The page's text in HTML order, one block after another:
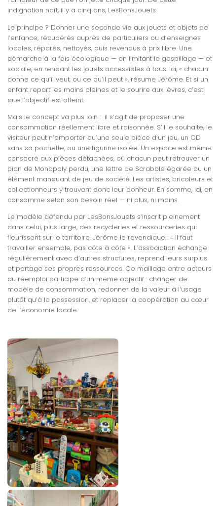
indignation naît, il y a cinq ans, LesBonsJouets.
Le principe ? Donner une seconde vie aux jouets et objets de
l’enfance, récupérés auprès de particuliers ou d’enseignes
locales, réparés, nettoyés, puis revendus à prix libre. Une
démarche à la fois écologique — en limitant le gaspillage — et
sociale, en rendant les jouets accessibles à tous. Ici, « chacun
donne ce qu’il veut, ou ce qu’il peut », résume Jérôme. Et si un
enfant repart les mains pleines et le sourire aux lèvres, c’est
que l’objectif est atteint.
Mais le concept va plus loin : il s’agit de proposer une
consommation réellement libre et raisonnée. S’il le souhaite, le
visiteur peut n’emporter qu’une seule pièce d’un jeu, un CD
sans sa pochette, ou une figurine isolée. Un espace est même
consacré aux pièces détachées, où chacun peut retrouver un
pion de Monopoly perdu, une lettre de Scrabble égarée ou un
élément manquant de jeu de société. Les artistes, bricoleurs et
collectionneurs y trouvent donc leur bonheur. En somme, ici, on
consomme selon son besoin réel — ni plus, ni moins.
Le modèle défendu par LesBonsJouets s’inscrit pleinement
dans celui, plus large, des recycleries et ressourceries qui
fleurissent sur le territoire. Jérôme le revendique : « Il faut
travailler ensemble, pas côte à côte ». L’association échange
régulièrement avec d’autres structures, reprend leurs surplus
et partage ses propres ressources. Ce maillage entre acteurs
du réemploi participe d’un même objectif : changer de
modèle de consommation, redonner de la valeur à l’usage
plutôt qu’à la possession, et replacer la coopération au cœur
de l’économie locale.